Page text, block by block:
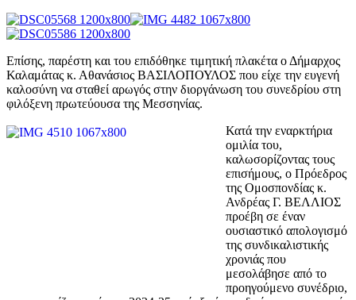
Επίσης, παρέστη και του επιδόθηκε τιμητική πλακέτα ο Δήμαρχος
Καλαμάτας κ. Αθανάσιος ΒΑΣΙΛΟΠΟΥΛΟΣ που είχε την ευγενή
καλοσύνη να σταθεί αρωγός στην διοργάνωση του συνεδρίου στη
φιλόξενη πρωτεύουσα της Μεσσηνίας.
Κατά την εναρκτήρια
ομιλία του,
καλωσορίζοντας τους
επισήμους, ο Πρόεδρος
της Ομοσπονδίας κ.
Ανδρέας Γ. ΒΕΛΛΙΟΣ
προέβη σε έναν
ουσιαστικό απολογισμό
της συνδικαλιστικής
χρονιάς που
μεσολάβησε από το
προηγούμενο συνέδριο,